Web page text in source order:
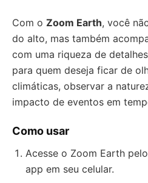
Com o Zoom Earth, você
do alto, mas também
com uma riqueza de
para quem deseja ficar de
climáticas, observar a
impacto de eventos em
Como usar
Acesse o Zoom Earth
app em seu celular.